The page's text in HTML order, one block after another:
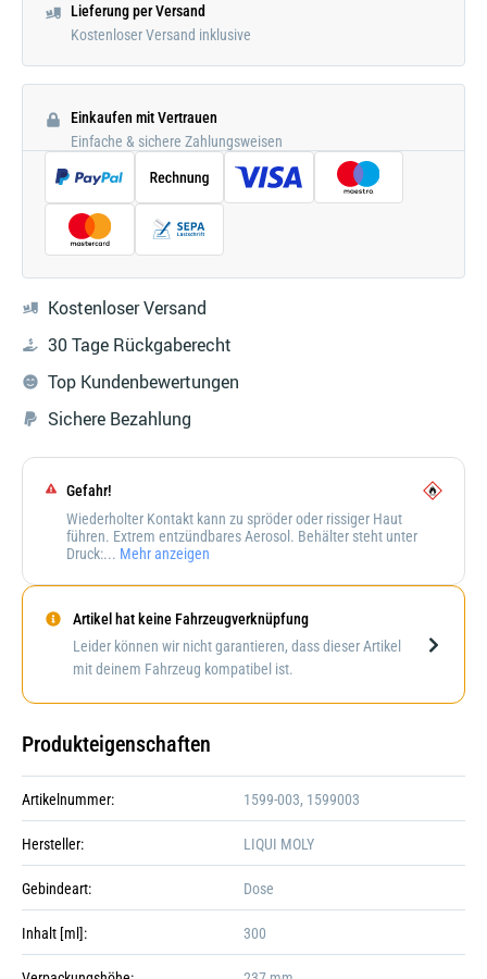
Lieferung per Versand
Kostenloser Versand inklusive
Einkaufen mit Vertrauen
Einfache & sichere Zahlungsweisen
Kostenloser Versand
30 Tage Rückgaberecht
Top Kundenbewertungen
Sichere Bezahlung
Gefahr!
Wiederholter Kontakt kann zu spröder oder rissiger Haut
führen. Extrem entzündbares Aerosol. Behälter steht unter
Druck:... Mehr anzeigen
Darstellung kann abweichen
Artikel hat keine Fahrzeugverknüpfung
Leider können wir nicht garantieren, dass dieser Artikel
mit deinem Fahrzeug kompatibel ist.
Produkteigenschaften
Artikelnummer: 1599-003, 1599003
Hersteller: LIQUI MOLY
Gebindeart: Dose
Inhalt [ml]: 300